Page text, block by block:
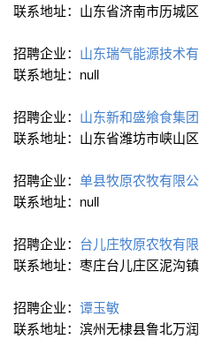
联系地址：山东省济南市历城
招聘企业： 山东瑞气能源技术
联系地址：null
招聘企业： 山东新和盛飨食集
联系地址：山东省潍坊市峡山
招聘企业： 单县牧原农牧有限
联系地址：null
招聘企业： 台儿庄牧原农牧有
联系地址：枣庄台儿庄区泥沟镇
招聘企业： 谭玉敏
联系地址：滨州无棣县鲁北万